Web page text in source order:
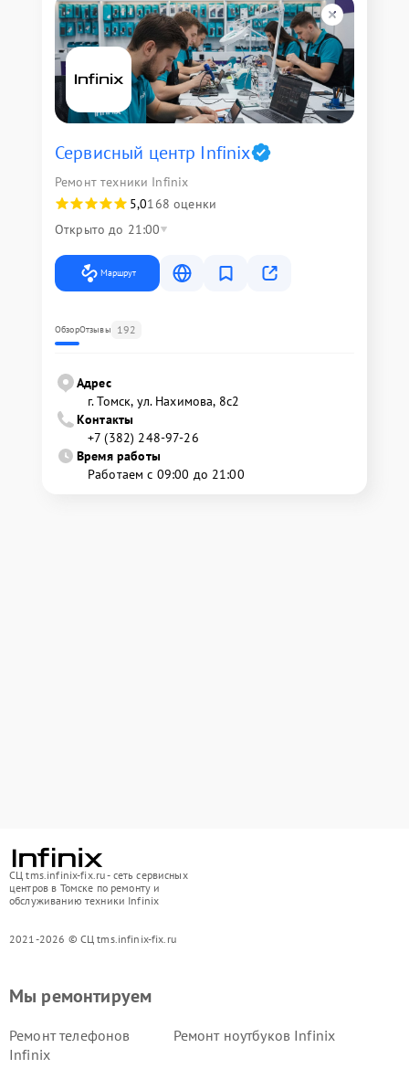
Сервисный центр Infinix
Ремонт техники Infinix
5,0168 оценки
Открыто до 21:00
Маршрут
ОбзорОтзывы 192
Адрес
г. Томск, ул. Нахимова, 8с2
Контакты
+7 (382) 248-97-26
Время работы
Работаем с 09:00 до 21:00
СЦ tms.infinix-fix.ru - сеть сервисных
центров в Томске по ремонту и
обслуживанию техники Infinix
2021-2026 © СЦ tms.infinix-fix.ru
Мы ремонтируем
Ремонт телефонов
Infinix
Ремонт ноутбуков Infinix